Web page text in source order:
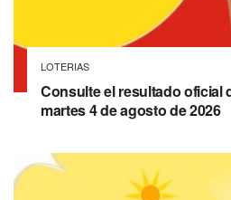
LOTERIAS
Consulte el resultado oficial
martes 4 de agosto de 2026